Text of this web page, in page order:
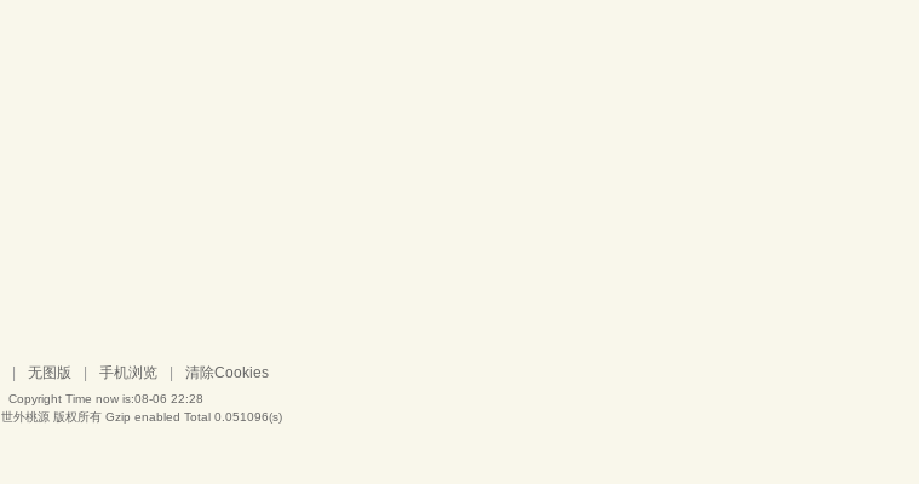
无图版 手机浏览 清除Cookies
Copyright Time now is:08-06 22:28
世外桃源 版权所有 Gzip enabled Total 0.051096(s)